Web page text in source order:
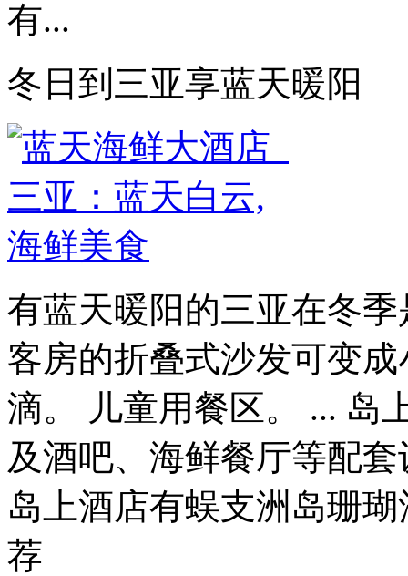
有...
冬日到三亚享蓝天暖阳
有蓝天暖阳的三亚在冬
客房的折叠式沙发可变
滴。 儿童用餐区。 ... 岛
及酒吧、海鲜餐厅等配
岛上酒店有蜈支洲岛珊
荐